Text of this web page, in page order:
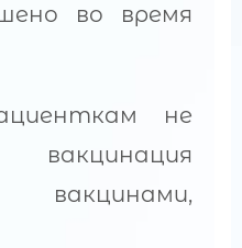
во время
не
вакцинация